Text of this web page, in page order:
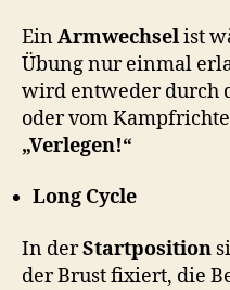
EinArmwechselist
Übung nur einmal
wird entweder durch
oder vom
„Verlegen!“
Long Cycle
In derStartposition
der Brust fixiert, die